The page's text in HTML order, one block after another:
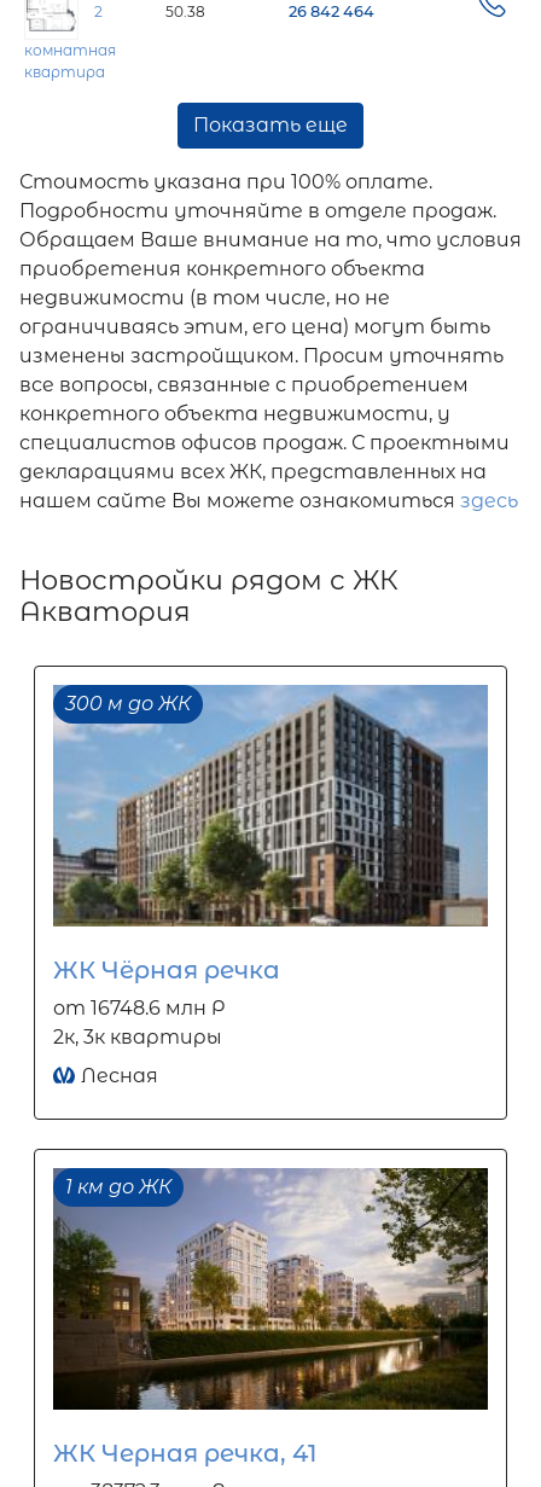
2
комнатная
квартира
50.38 26 842 464
Показать еще
Стоимость указана при 100% оплате.
Подробности уточняйте в отделе продаж.
Обращаем Ваше внимание на то, что условия
приобретения конкретного объекта
недвижимости (в том числе, но не
ограничиваясь этим, его цена) могут быть
изменены застройщиком. Просим уточнять
все вопросы, связанные с приобретением
конкретного объекта недвижимости, у
специалистов офисов продаж. С проектными
декларациями всех ЖК, представленных на
нашем сайте Вы можете ознакомиться здесь
Новостройки рядом с ЖК
Акватория
300 м до ЖК
ЖК Чёрная речка
от 16748.6 млн Р
2к, 3к квартиры
Лесная
1 км до ЖК
ЖК Черная речка, 41